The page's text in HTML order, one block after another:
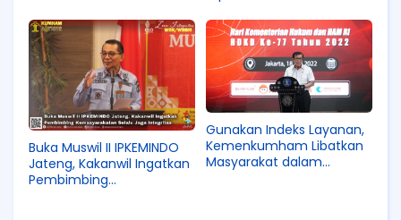
Buka Muswil II IPKEMINDO
Jateng, Kakanwil Ingatkan
Pembimbing
Gunakan Indeks Layanan,
Kemenkumham Libatkan
Masyarakat dalam